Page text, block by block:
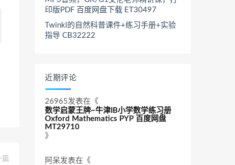
篇
印版PDF 百度网盘下载 ET30497
Twinkl的自然科普课件+练习手册+实验
指导 CB32222
近期评论
26965发表在《
数学启蒙王牌~牛津IB小学数学练习册
Oxford Mathematics PYP 百度网盘
MT29710
》
阿呆发表在《